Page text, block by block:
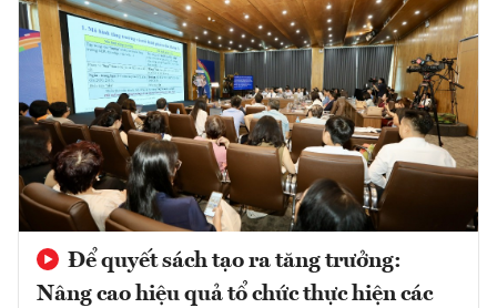
Để quyết sách tạo ra tăng trưởng:
Nâng cao hiệu quả tổ chức thực hiện các